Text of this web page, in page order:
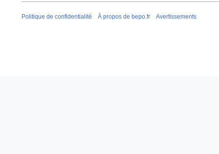
Politique de confidentialité À propos de bepo.fr Avertissements